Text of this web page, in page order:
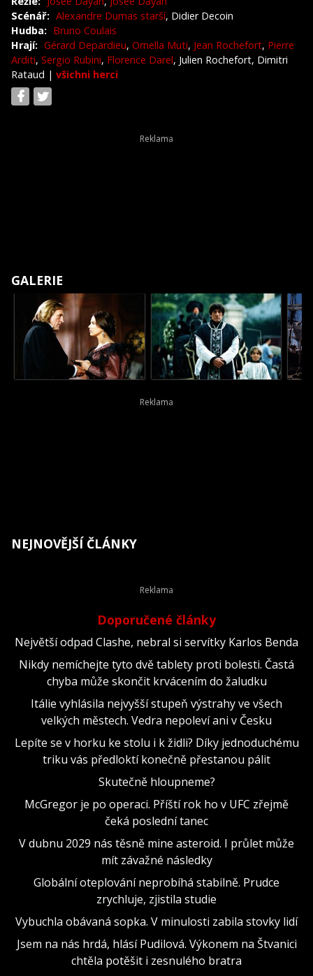
Scénář: Alexandre Dumas starší, Didier Decoin
Hudba: Bruno Coulais
Hrají: Gérard Depardieu, Ornella Muti, Jean Rochefort, Pierre
Arditi, Sergio Rubini, Florence Darel, Julien Rochefort, Dimitri
Rataud | všichni herci
GALERIE
NEJNOVĚJŠÍ ČLÁNKY
Doporučené články
Největší odpad Clashe, nebral si servítky Karlos Benda
Nikdy nemíchejte tyto dvě tablety proti bolesti. Častá
chyba může skončit krvácením do žaludku
Itálie vyhlásila nejvyšší stupeň výstrahy ve všech
velkých městech. Vedra nepoleví ani v Česku
Lepíte se v horku ke stolu i k židli? Díky jednoduchému
triku vás předloktí konečně přestanou pálit
Skutečně hloupneme?
McGregor je po operaci. Příští rok ho v UFC zřejmě
čeká poslední tanec
V dubnu 2029 nás těsně mine asteroid. I průlet může
mít závažné následky
Globální oteplování neprobíhá stabilně. Prudce
zrychluje, zjistila studie
Vybuchla obávaná sopka. V minulosti zabila stovky lidí
Jsem na nás hrdá, hlásí Pudilová. Výkonem na Štvanici
chtěla potěšit i zesnulého bratra